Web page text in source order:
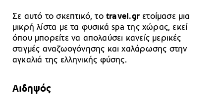
Σε αυτό το σκεπτικό, τοtravel.grετοίμασε μια
μικρή λίστα με τα φυσικά spa της χώρας, εκεί
όπου μπορείτε να απολαύσει κανείς μερικές
στιγμές αναζωογόνησης και χαλάρωσης στην
αγκαλιά της ελληνικής φύσης.
Αιδηψός